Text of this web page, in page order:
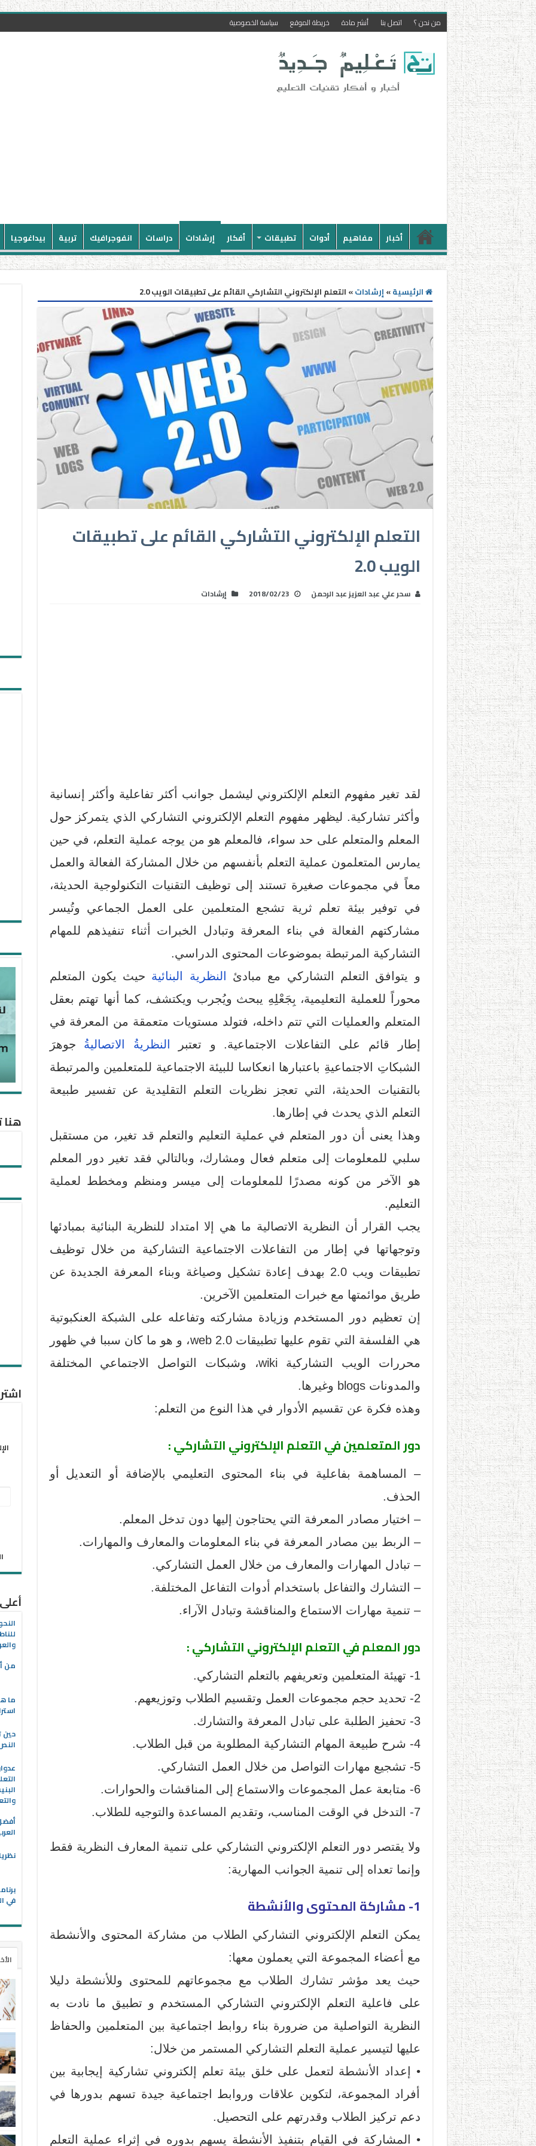
من نحن ؟ اتصل بنا أنشر مادة خريطة الموقع سياسة الخصوصية
أخبار مفاهيم أدوات تطبيقات أفكار إرشادات دراسات انفوجرافيك تربية بيداغوجيا
الرئيسية» إرشادات» التعلم الإلكتروني التشاركي القائم على تطبيقات الويب 2.0
التعلم الإلكتروني التشاركي القائم على تطبيقات
الويب 2.0
سحر علي عبد العزيز عبد الرحمن 2018/02/23 إرشادات
لقد تغير مفهوم التعلم الإلكتروني ليشمل جوانب أكثر تفاعلية وأكثر إنسانية
وأكثر تشاركية. ليظهر مفهوم التعلم الإلكتروني التشاركي الذي يتمركز حول
المعلم والمتعلم على حد سواء، فالمعلم هو من يوجه عملية التعلم، في حين
يمارس المتعلمون عملية التعلم بأنفسهم من خلال المشاركة الفعالة والعمل
معاً في مجموعات صغيرة تستند إلى توظيف التقنيات التكنولوجية الحديثة،
في توفير بيئة تعلم ثرية تشجع المتعلمين على العمل الجماعي وتُيسر
مشاركتهم الفعالة في بناء المعرفة وتبادل الخبرات أثناء تنفيذهم للمهام
التشاركية المرتبطة بموضوعات المحتوى الدراسي.
و يتوافق التعلم التشاركي مع مبادئ
النظرية البنائية حيث يكون المتعلم
محوراً للعملية التعليمية، بِجَعْلِهِ يبحث ويُجرب ويكتشف، كما أنها تهتم بعقل
المتعلم والعمليات التي تتم داخله، فتولد مستويات متعمقة من المعرفة في
إطار قائم على التفاعلات الاجتماعية. و تعتبر
النظريةُ الاتصاليةُ جوهرَ
الشبكاتِ الاجتماعيةِ باعتبارها انعكاسا للبيئة الاجتماعية للمتعلمين والمرتبطة
بالتقنيات الحديثة، التي تعجز نظريات التعلم التقليدية عن تفسير طبيعة
التعلم الذي يحدث في إطارها.
وهذا يعنى أن دور المتعلم في عملية التعليم والتعلم قد تغير، من مستقبل
سلبي للمعلومات إلى متعلم فعال ومشارك، وبالتالي فقد تغير دور المعلم
هو الآخر من كونه مصدرًا للمعلومات إلى ميسر ومنظم ومخطط لعملية
التعليم.
يجب القرار أن النظرية الاتصالية ما هي إلا امتداد للنظرية البنائية بمبادئها
وتوجهاتها في إطار من التفاعلات الاجتماعية التشاركية من خلال توظيف
تطبيقات ويب 2.0 بهدف إعادة تشكيل وصياغة وبناء المعرفة الجديدة عن
طريق موائمتها مع خبرات المتعلمين الآخرين.
إن تعظيم دور المستخدم وزيادة مشاركته وتفاعله على الشبكة العنكبوتية
هي الفلسفة التي تقوم عليها تطبيقات web 2.0، و هو ما كان سببا في ظهور
محررات الويب التشاركية wiki، وشبكات التواصل الاجتماعي المختلفة
والمدونات blogs وغيرها.
وهذه فكرة عن تقسيم الأدوار في هذا النوع من التعلم:
دور المتعلمين في التعلم الإلكتروني التشاركي :
– المساهمة بفاعلية في بناء المحتوى التعليمي بالإضافة أو التعديل أو
الحذف.
– اختيار مصادر المعرفة التي يحتاجون إليها دون تدخل المعلم.
– الربط بين مصادر المعرفة في بناء المعلومات والمعارف والمهارات.
– تبادل المهارات والمعارف من خلال العمل التشاركي.
– التشارك والتفاعل باستخدام أدوات التفاعل المختلفة.
– تنمية مهارات الاستماع والمناقشة وتبادل الآراء.
دور المعلم في التعلم الإلكتروني التشاركي :
1- تهيئة المتعلمين وتعريفهم بالتعلم التشاركي.
2- تحديد حجم مجموعات العمل وتقسيم الطلاب وتوزيعهم.
3- تحفيز الطلبة على تبادل المعرفة والتشارك.
4- شرح طبيعة المهام التشاركية المطلوبة من قبل الطلاب.
5- تشجيع مهارات التواصل من خلال العمل التشاركي.
6- متابعة عمل المجموعات والاستماع إلى المناقشات والحوارات.
7- التدخل في الوقت المناسب، وتقديم المساعدة والتوجيه للطلاب.
ولا يقتصر دور التعلم الإلكتروني التشاركي على تنمية المعارف النظرية فقط
وإنما تعداه إلى تنمية الجوانب المهارية:
1- مشاركة المحتوى والأنشطة
يمكن التعلم الإلكتروني التشاركي الطلاب من مشاركة المحتوى والأنشطة
مع أعضاء المجموعة التي يعملون معها:
حيث يعد مؤشر تشارك الطلاب مع مجموعاتهم للمحتوى وللأنشطة دليلا
على فاعلية التعلم الإلكتروني التشاركي المستخدم و تطبيق ما نادت به
النظرية التواصلية من ضرورة بناء روابط اجتماعية بين المتعلمين والحفاظ
عليها لتيسير عملية التعلم التشاركي المستمر من خلال:
• إعداد الأنشطة لتعمل على خلق بيئة تعلم إلكتروني تشاركية إيجابية بين
أفراد المجموعة، لتكوين علاقات وروابط اجتماعية جيدة تسهم بدورها في
دعم تركيز الطلاب وقدرتهم على التحصيل.
• المشاركة في القيام بتنفيذ الأنشطة يسهم بدوره في إثراء عملية التعلم
هنا
من
ما
حين
في